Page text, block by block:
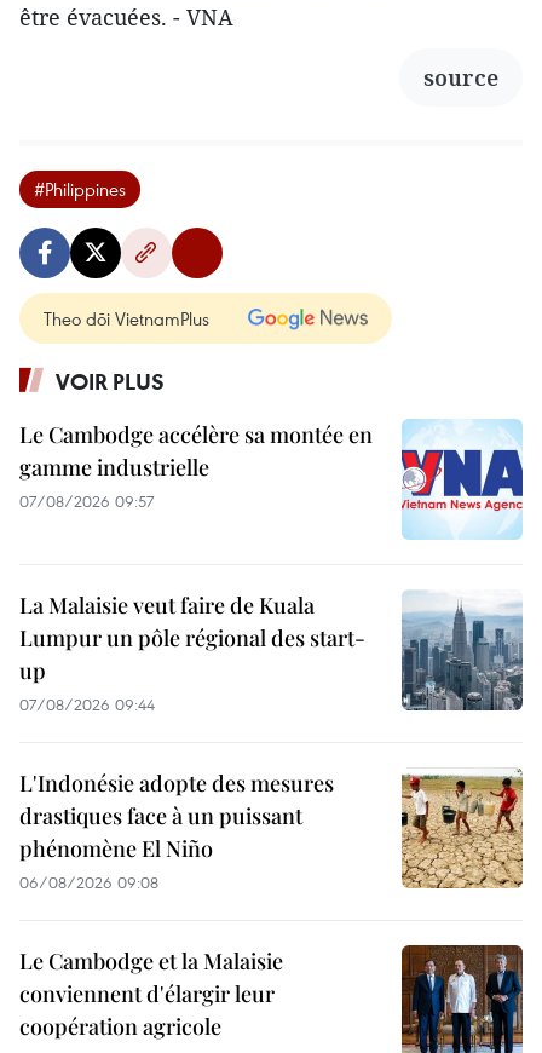
être évacuées. - VNA
source
#Philippines
Theo dõi VietnamPlus
VOIR PLUS
Le Cambodge accélère sa montée en
gamme industrielle
07/08/2026 09:57
La Malaisie veut faire de Kuala
Lumpur un pôle régional des start-
up
07/08/2026 09:44
L'Indonésie adopte des mesures
drastiques face à un puissant
phénomène El Niño
06/08/2026 09:08
Le Cambodge et la Malaisie
conviennent d'élargir leur
coopération agricole